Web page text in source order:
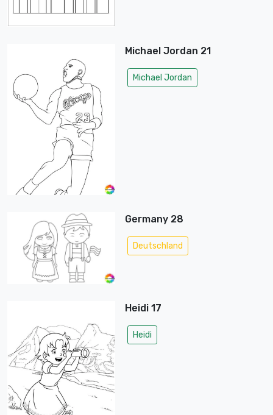
Michael Jordan 21
Michael Jordan
Germany 28
Deutschland
Heidi 17
Heidi